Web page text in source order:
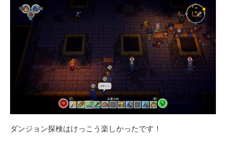
ダンジョン探検はけっこう楽しかったです！